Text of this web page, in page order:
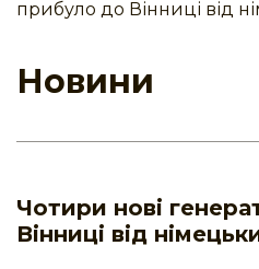
прибуло до Вінниці від
Новини
Чотири нові
Вінниці від